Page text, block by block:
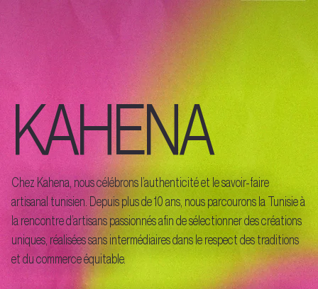
KAHENA
Chez Kahena, nous célébrons l’authenticité et le savoir-faire
artisanal tunisien. Depuis plus de 10 ans, nous parcourons la Tunisie à
la rencontre d’artisans passionnés afin de sélectionner des créations
uniques, réalisées sans intermédiaires dans le respect des traditions
et du commerce équitable.